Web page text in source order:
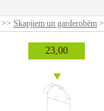
>> Skapjiem un garderobēm
23,00